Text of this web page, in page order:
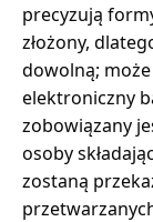
precyzują
złożony,
dowolną;
elektroniczny
zobowiązany
osoby
zostaną